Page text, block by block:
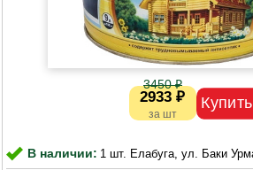
2933 ₽
3450 ₽
В наличии: 1 шт. Елабуга, ул. Баки